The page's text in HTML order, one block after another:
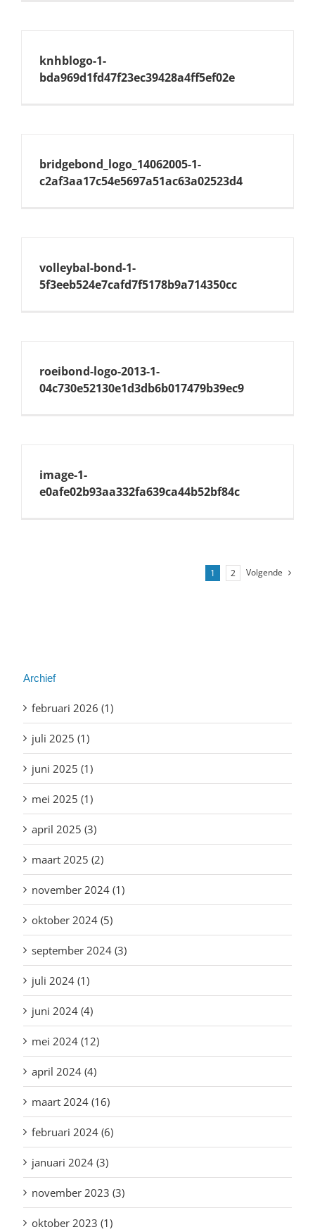
knhblogo-1-
bda969d1fd47f23ec39428a4ff5ef02e
bridgebond_logo_14062005-1-
c2af3aa17c54e5697a51ac63a02523d4
volleybal-bond-1-
5f3eeb524e7cafd7f5178b9a714350cc
roeibond-logo-2013-1-
04c730e52130e1d3db6b017479b39ec9
image-1-
e0afe02b93aa332fa639ca44b52bf84c
1 2 Volgende
Archief
februari 2026 (1)
juli 2025 (1)
juni 2025 (1)
mei 2025 (1)
april 2025 (3)
maart 2025 (2)
november 2024 (1)
oktober 2024 (5)
september 2024 (3)
juli 2024 (1)
juni 2024 (4)
mei 2024 (12)
april 2024 (4)
maart 2024 (16)
februari 2024 (6)
januari 2024 (3)
november 2023 (3)
oktober 2023 (1)